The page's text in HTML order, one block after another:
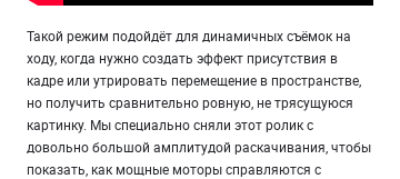
Такой режим подойдёт для динамичных съёмок на
ходу, когда нужно создать эффект присутствия в
кадре или утрировать перемещение в пространстве,
но получить сравнительно ровную, не трясущуюся
картинку. Мы специально сняли этот ролик с
довольно большой амплитудой раскачивания, чтобы
показать, как мощные моторы справляются с